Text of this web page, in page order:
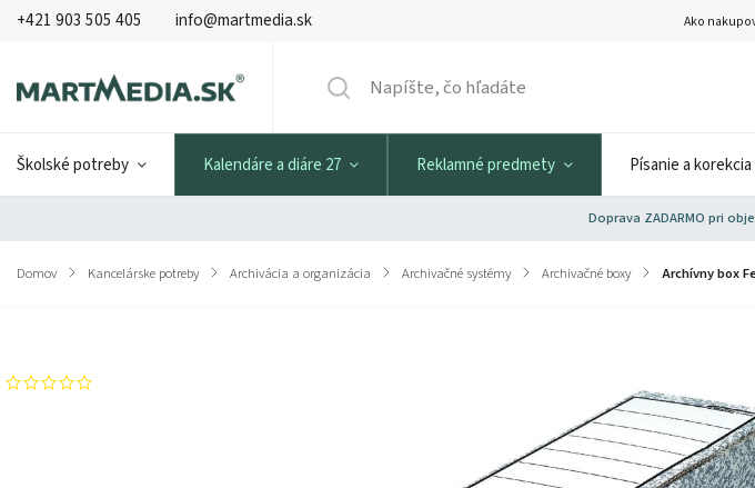
+421 903 505 405 info@martmedia.sk Ako
Školské potreby Kalendáre a diáre 27 Reklamné predmety Písanie a korekcia
Doprava ZADARMO pri
Domov / Kancelárske potreby / Archivácia a organizácia / Archivačné systémy / Archivačné boxy / Archívny box